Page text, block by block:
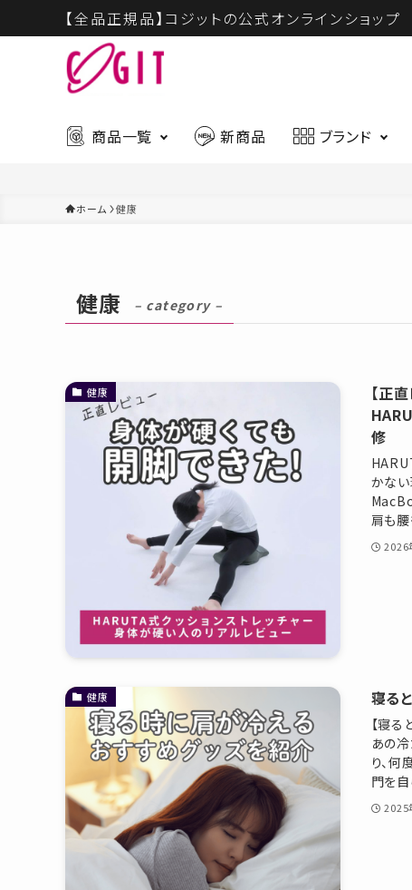
【全品正規品】コジットの公式オンラインショップ
商品一覧
ギフト
新商品 ブランド
最新入荷アイテムはこちら
ビューティー
ベビー・キッズ
コンテンツ
INFORMATIOM
ご利用ガイド
プライバシーポリシー
特定商取引法について
ホーム 健康
健康 – category –
健康
【正
修
かな
肩も腰
2026
健康 寝る
【寝る
あの
り、
門を
2025